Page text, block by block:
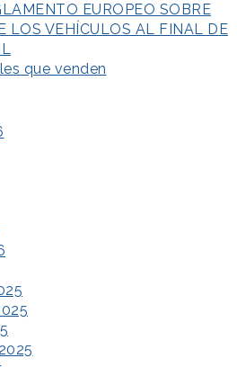
EUROPEO SOBRE
LOS VEHÍCULOS AL FINAL DE
que venden